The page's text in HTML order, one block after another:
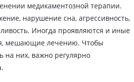
медикаментозной терапии.
нарушение сна, агрессивность,
Иногда проявляются и иные
мешающие лечению. Чтобы
на них, важно регулярно